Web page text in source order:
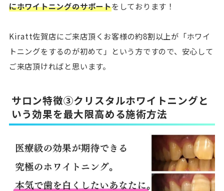
にホワイトニングのサポートをしております！
Kiratt佐賀店にご来店頂くお客様の約8割以上が「ホワイ
トニングをするのが初めて」という方ですので、安心して
ご来店頂ければと思います。
サロン特徴③クリスタルホワイトニングと
いう効果を最大限高める施術方法